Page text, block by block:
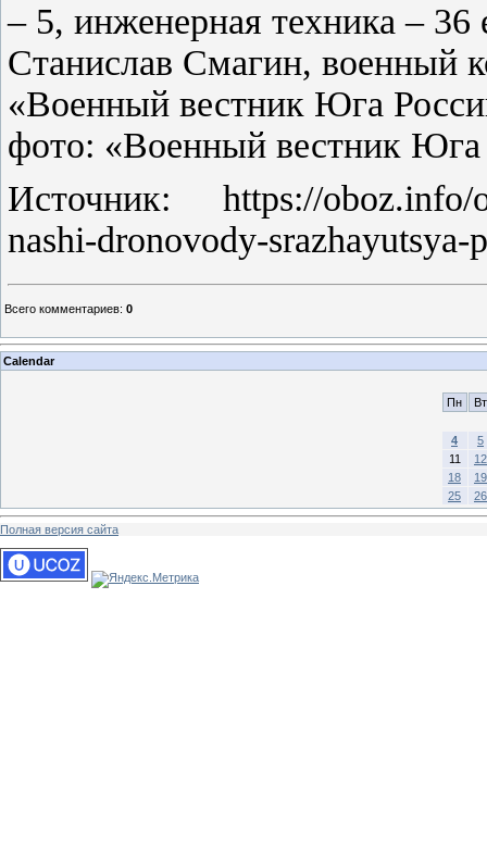
– 5, инженерная техника – 36
Станислав Смагин, военный
«Военный вестник Юга
фото: «Военный вестник Юга
Источник: https://oboz.info/
nashi-dronovody-
Всего комментариев: 0
Calendar
Пн Вт
4
5
11
12
18
19
25
26
Полная версия сайта